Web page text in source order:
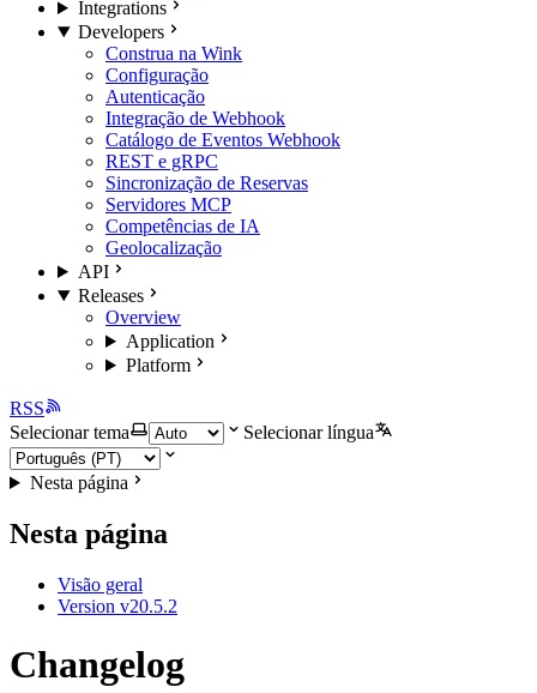
Integrations
Developers
Construa na Wink
Configuração
Autenticação
Integração de Webhook
Catálogo de Eventos Webhook
REST e gRPC
Sincronização de Reservas
Servidores MCP
Competências de IA
Geolocalização
API
Releases
Overview
Application
Platform
RSS
Selecionar tema
Selecionar língua
Nesta página
Nesta página
Visão geral
Version v20.5.2
Changelog